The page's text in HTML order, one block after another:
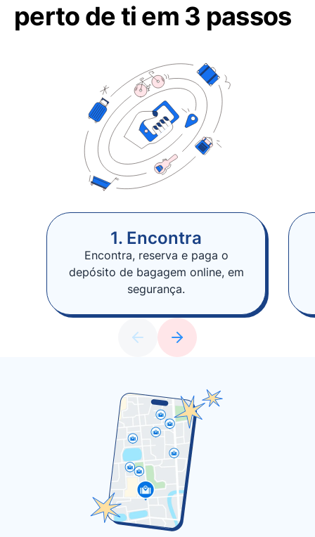
perto de ti em 3 passos
1. Encontra
Encontra, reserva e paga o
depósito de bagagem online, em
segurança.